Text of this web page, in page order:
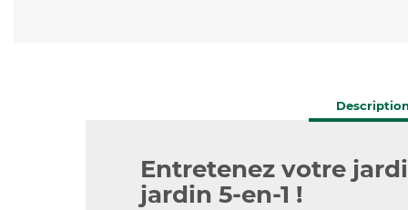
Entretenez votre
jardin 5-en-1 !